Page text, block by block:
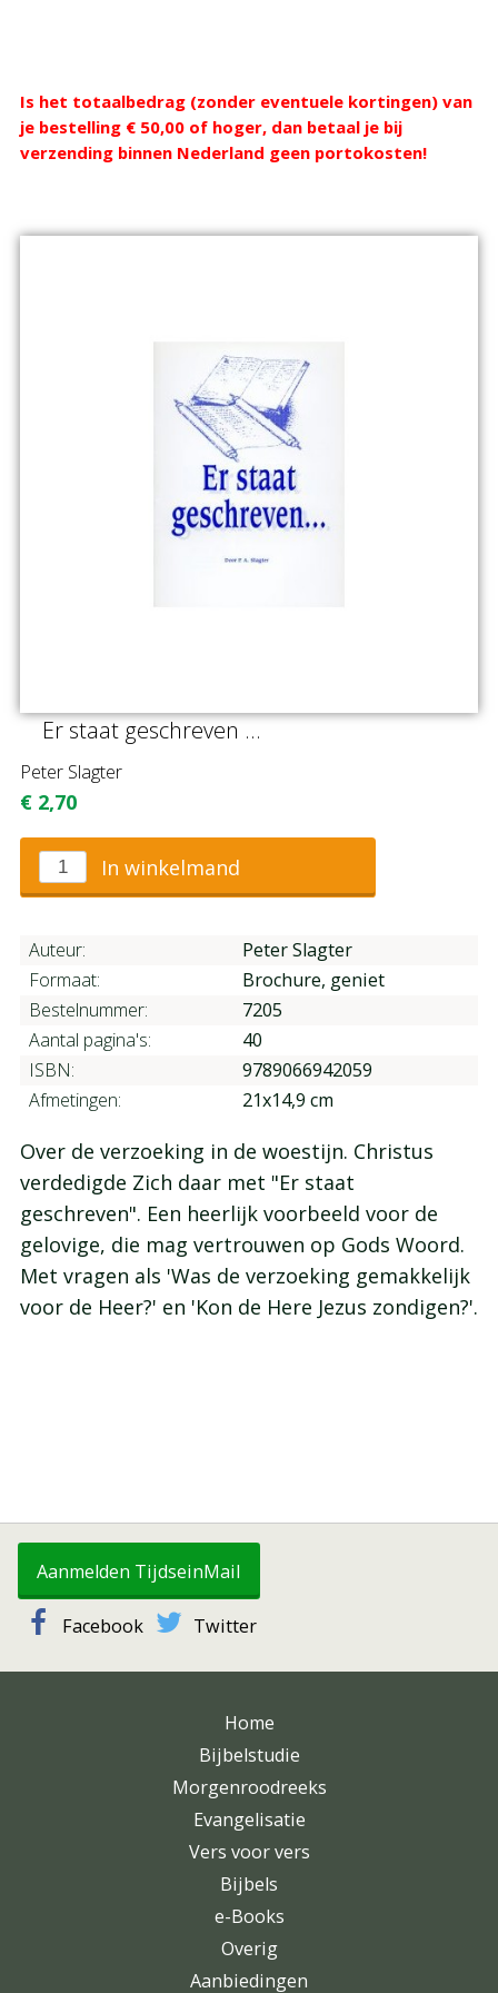
Webshop
Is het totaalbedrag (zonder eventuele kortingen) van
je bestelling € 50,00 of hoger, dan betaal je bij
verzending binnen Nederland geen portokosten!
Er staat geschreven ...
Peter Slagter
€ 2,70
In winkelmand
Auteur:
Peter Slagter
Formaat:
Brochure, geniet
Bestelnummer:
7205
Aantal pagina's:
40
ISBN:
9789066942059
Afmetingen:
21x14,9 cm
Over de verzoeking in de woestijn. Christus
verdedigde Zich daar met "Er staat
geschreven". Een heerlijk voorbeeld voor de
gelovige, die mag vertrouwen op Gods Woord.
Met vragen als 'Was de verzoeking gemakkelijk
voor de Heer?' en 'Kon de Here Jezus zondigen?'.
Aanmelden TijdseinMail
Facebook Twitter
Home
Bijbelstudie
Morgenroodreeks
Evangelisatie
Vers voor vers
Bijbels
e-Books
Overig
Aanbiedingen